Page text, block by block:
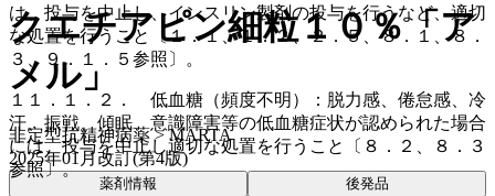
は、投与を中止し、インスリン製剤の投与を行うなど、適切
な処置を行うこと〔１．１、１．２、２．５、８．１、８．
３、９．１．５参照〕。
１１．１．２． 低血糖（頻度不明）：脱力感、倦怠感、冷
汗、振戦、傾眠、意識障害等の低血糖症状が認められた場合
には、投与を中止し適切な処置を行うこと〔８．２、８．３
参照〕。
クエチアピン細粒１０％「ア
メル」
非定型抗精神病薬 > MARTA
2025年01月改訂(第4版)
薬剤情報 後発品